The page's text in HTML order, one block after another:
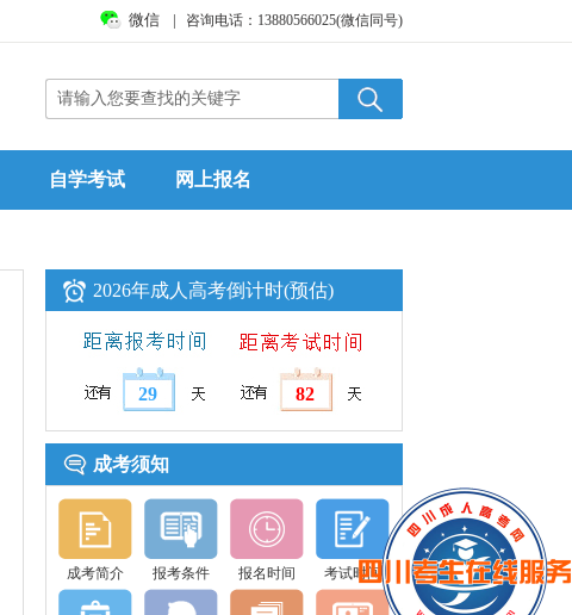
微信 | 咨询电话：13880566025(微信同号)
自学考试 网上报名
2026年成人高考倒计时(预估)
29 82
成考须知
成考简介 报考条件 报名时间 考试时间